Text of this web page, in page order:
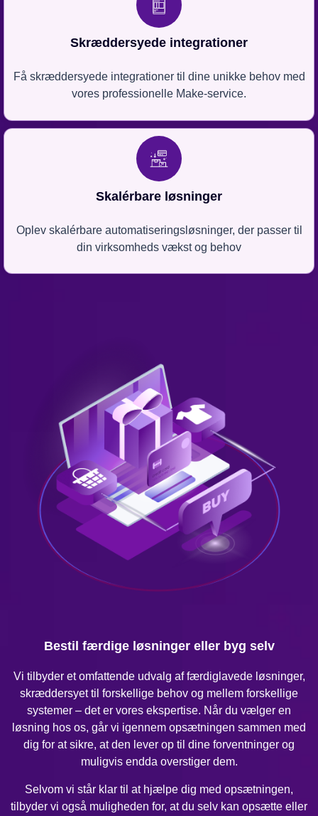
Skræddersyede integrationer
Få skræddersyede integrationer til dine unikke behov med
vores professionelle Make-service.
Skalérbare løsninger
Oplev skalérbare automatiseringsløsninger, der passer til
din virksomheds vækst og behov
Bestil færdige løsninger eller byg selv
Vi tilbyder et omfattende udvalg af færdiglavede løsninger,
skræddersyet til forskellige behov og mellem forskellige
systemer – det er vores ekspertise. Når du vælger en
løsning hos os, går vi igennem opsætningen sammen med
dig for at sikre, at den lever op til dine forventninger og
muligvis endda overstiger dem.
Selvom vi står klar til at hjælpe dig med opsætningen,
tilbyder vi også muligheden for, at du selv kan opsætte eller